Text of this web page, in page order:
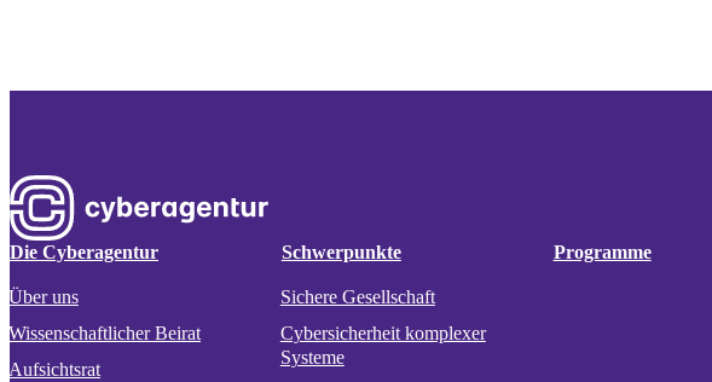
Die Cyberagentur
Über uns
Wissenschaftlicher Beirat
Aufsichtsrat
Schwerpunkte
Sichere Gesellschaft
Cybersicherheit komplexer
Systeme
Programme